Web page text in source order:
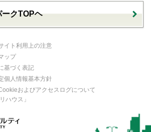
クTOPヘ
イト利用上の注意
ップ
基づく表記
個人情報基本方針
およびアクセスログについて
ハウス」